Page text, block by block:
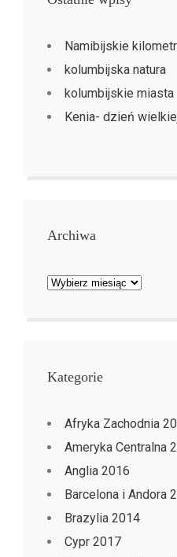
Namibijskie
kolumbijska natura
kolumbijskie miasta
Kenia- dzień
Archiwa
Archiwa
Kategorie
Afryka Zachodnia
Ameryka Centralna
Anglia 2016
Barcelona i Andora
Brazylia 2014
Cypr 2017